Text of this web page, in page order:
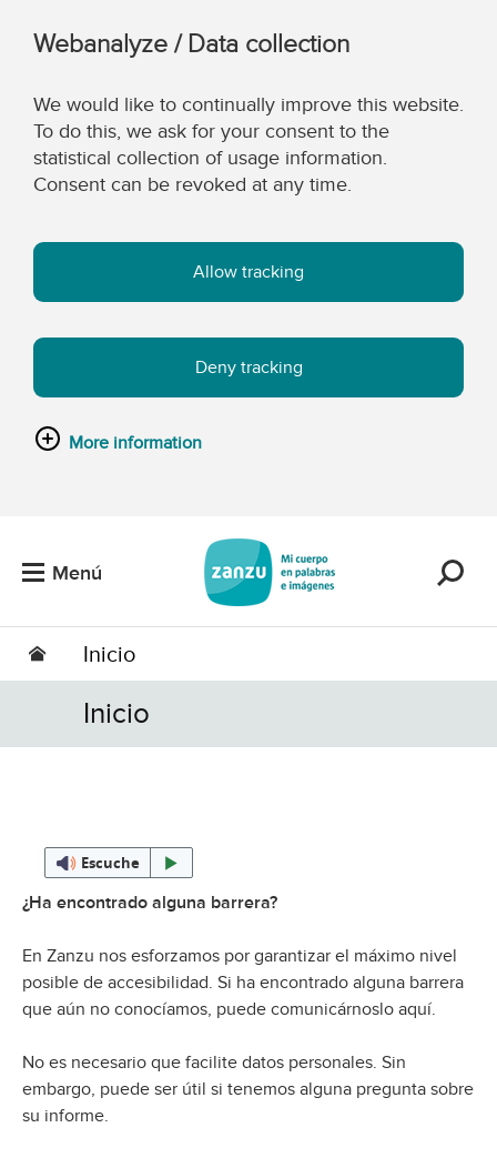
Webanalyze / Data collection
We would like to continually improve this website.
To do this, we ask for your consent to the
statistical collection of usage information.
Consent can be revoked at any time.
Allow tracking
Deny tracking
More information
Menú
Inicio
Inicio
Escuche
¿Ha encontrado alguna barrera?
En Zanzu nos esforzamos por garantizar el máximo nivel
posible de accesibilidad. Si ha encontrado alguna barrera
que aún no conocíamos, puede comunicárnoslo aquí.
No es necesario que facilite datos personales. Sin
embargo, puede ser útil si tenemos alguna pregunta sobre
su informe.